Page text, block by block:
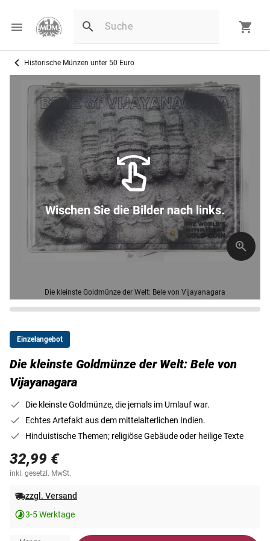
Historische Münzen unter 50 Euro
Die kleinste Goldmünze der Welt: Bele von Vijayanagara
Wischen Sie die Bilder nach links.
Einzelangebot
Die kleinste Goldmünze der Welt: Bele von
Vijayanagara
Die kleinste Goldmünze, die jemals im Umlauf war.
Echtes Artefakt aus dem mittelalterlichen Indien.
Hinduistische Themen; religiöse Gebäude oder heilige Texte
32,99 €
inkl. gesetzl. MwSt.
zzgl. Versand
3-5 Werktage